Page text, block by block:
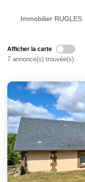
Immobilier RUGLES
Afficher la carte
7 annonce(s) trouvée(s)